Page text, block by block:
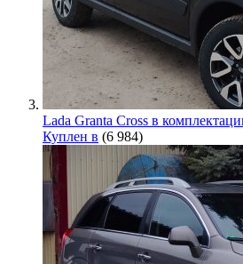
Lada Granta Cross в
Куплен в (6 984)